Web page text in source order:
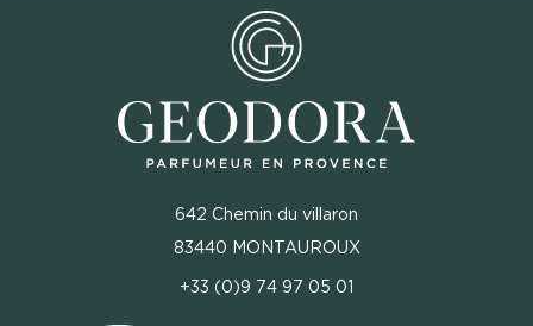
642 Chemin du villaron
83440 MONTAUROUX
+33 (0)9 74 97 05 01